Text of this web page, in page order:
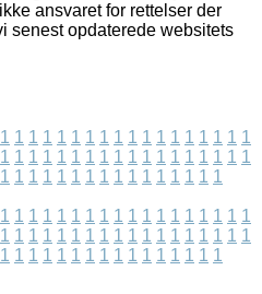
ansvaret for rettelser der
senest opdaterede websitets
1 1 1 1 1 1 1 1 1 1 1 1 1 1 1 1 1 1
1 1 1 1 1 1 1 1 1 1 1 1 1 1 1 1 1 1
1 1 1 1 1 1 1 1 1 1 1 1 1 1 1 1
1 1 1 1 1 1 1 1 1 1 1 1 1 1 1 1 1 1
1 1 1 1 1 1 1 1 1 1 1 1 1 1 1 1 1 1
1 1 1 1 1 1 1 1 1 1 1 1 1 1 1 1